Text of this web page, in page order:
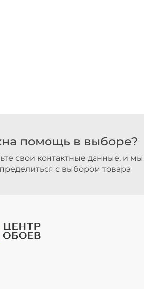
помощь в выборе?
свои контактные данные, и
с выбором товара